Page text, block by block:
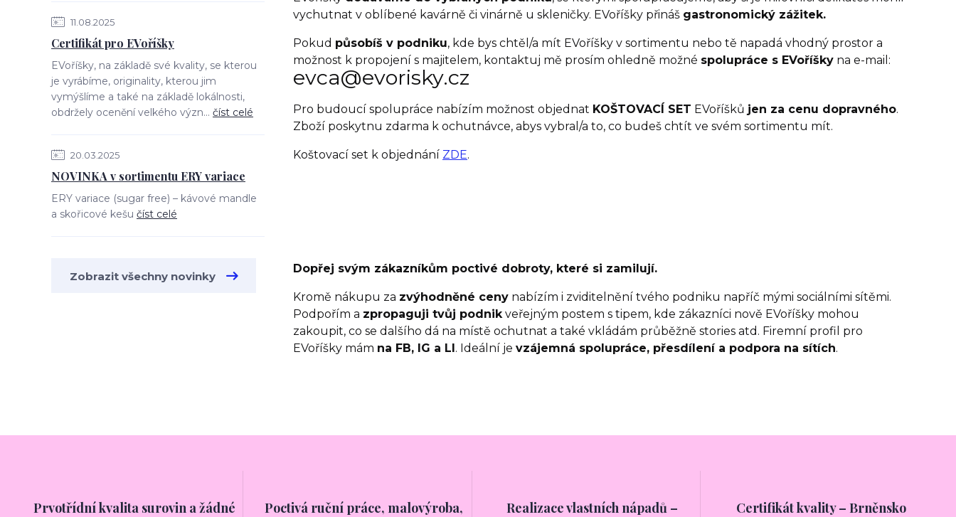
11.08.2025
Certifikát pro EVoříšky
EVoříšky, na základě své kvality, se kterou
je vyrábíme, originality, kterou jim
vymýšlíme a také na základě lokálnosti,
obdržely ocenění velkého význ... číst celé
20.03.2025
NOVINKA v sortimentu ERY variace
ERY variace (sugar free) – kávové mandle
a skořicové kešu číst celé
Zobrazit všechny novinky
vychutnat v oblíbené kavárně či vinárně u skleničky. EVoříšky přináš gastronomický zážitek.
Pokud působíš v podniku, kde bys chtěl/a mít EVoříšky v sortimentu nebo tě napadá vhodný prostor a
možnost k propojení s majitelem, kontaktuj mě prosím ohledně možné spolupráce s EVoříšky na e-mail:
evca@evorisky.cz
Pro budoucí spolupráce nabízím možnost objednat KOŠTOVACÍ SET EVoříšků jen za cenu dopravného.
Zboží poskytnu zdarma k ochutnávce, abys vybral/a to, co budeš chtít ve svém sortimentu mít.
Koštovací set k objednání ZDE.
Dopřej svým zákazníkům poctivé dobroty, které si zamilují.
Kromě nákupu za zvýhodněné ceny nabízím i zviditelnění tvého podniku napříč mými sociálními sítěmi.
Podpořím a zpropaguji tvůj podnikveřejným postem s tipem, kde zákazníci nově EVoříšky mohou
zakoupit, co se dalšího dá na místě ochutnat a také vkládám průběžně stories atd. Firemní profil pro
EVoříšky mám na FB, IG a LI. Ideální je vzájemná spolupráce, přesdílení a podpora na sítích.
Prvotřídní kvalita surovin a žádné
Poctivá ruční práce, malovýroba,
Realizace vlastních nápadů –
Certifikát kvality – Brněnsko